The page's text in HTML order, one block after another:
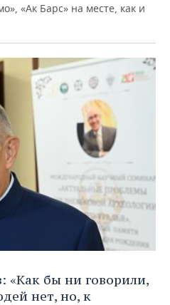
«Ак Барс» на месте, как и
бы ни говорили,
нет, но, к